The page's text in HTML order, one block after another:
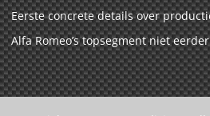
Eerste concrete details over
Alfa Romeo’s topsegment niet